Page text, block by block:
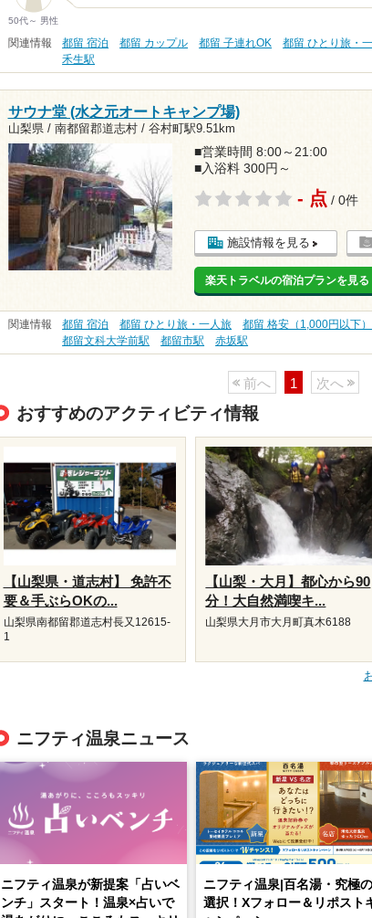
50代～ 男性
関連情報 都留 宿泊 都留 カップル 都留 子連れOK 都留 ひとり旅・
禾生駅
サウナ堂 (水之元オートキャンプ場)
山梨県 / 南都留郡道志村 / 谷村町駅9.51km
■営業時間 8:00～21:00
■入浴料 300円～
- 点 / 0件
施設情報を見る
楽天トラベルの宿泊プランを見る
関連情報 都留 宿泊 都留 ひとり旅・一人旅 都留 格安（1,000円以下）
都留文科大学前駅
都留市駅 赤坂駅
前へ 1 次へ
おすすめのアクティビティ情報
【山梨県・道志村】 免許不
要＆手ぶらOKの...
山梨県南都留郡道志村長又12615-
1
【山梨・大月】都心から90
分！大自然満喫キ...
山梨県大月市大月町真木6188
ニフティ温泉ニュース
ニフティ温泉が新提案「占いベ
ンチ」スタート！温泉×占いで
ニフティ温泉|百名湯・究極の
選択！Xフォロー＆リポスト